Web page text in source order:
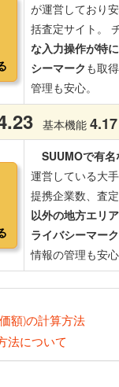
額)の計算方法
法について